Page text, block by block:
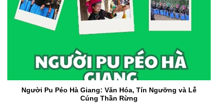
Người Pu Péo Hà Giang: Văn Hóa, Tín Ngưỡng và Lễ
Cúng Thần Rừng